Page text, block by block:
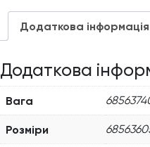
Додаткова інформація
Додаткова
Вага
Розміри